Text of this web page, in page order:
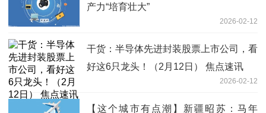
产力“培育壮大”
2026-02-12
干货：半导体先进封装股票上市公司，看
好这6只龙头！（2月12日） 焦点速讯
2026-02-12
【这个城市有点潮】新疆昭苏：马年